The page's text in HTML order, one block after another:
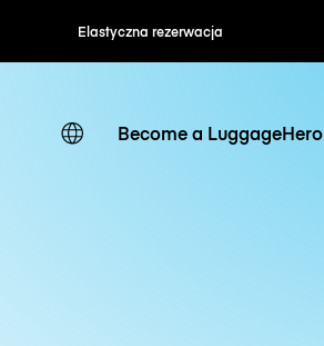
Elastyczna rezerwacja
Become a LuggageHero